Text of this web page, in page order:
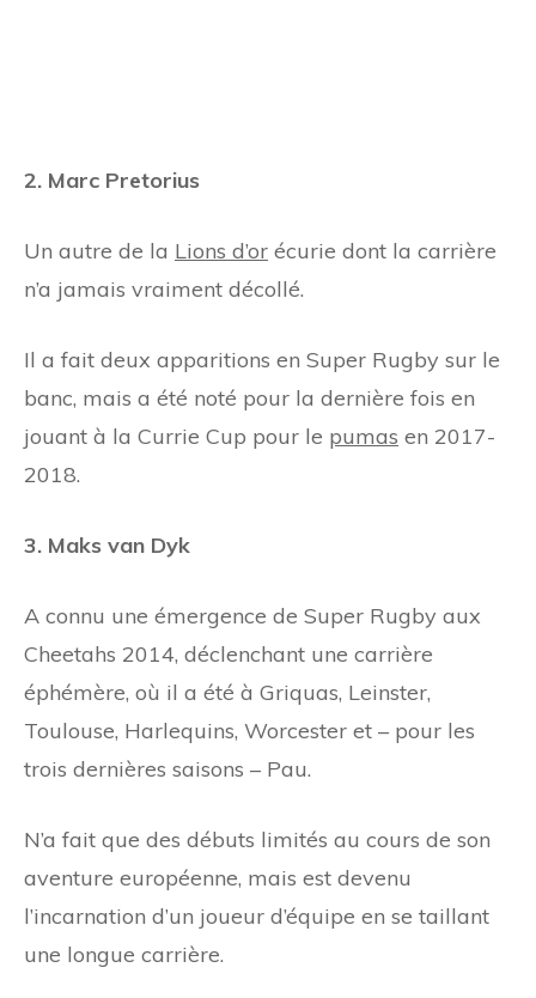
2. Marc Pretorius
Un autre de la Lions d’or écurie dont la carrière
n’a jamais vraiment décollé.
Il a fait deux apparitions en Super Rugby sur le
banc, mais a été noté pour la dernière fois en
jouant à la Currie Cup pour le pumas en 2017-
2018.
3. Maks van Dyk
A connu une émergence de Super Rugby aux
Cheetahs 2014, déclenchant une carrière
éphémère, où il a été à Griquas, Leinster,
Toulouse, Harlequins, Worcester et – pour les
trois dernières saisons – Pau.
N’a fait que des débuts limités au cours de son
aventure européenne, mais est devenu
l’incarnation d’un joueur d’équipe en se taillant
une longue carrière.